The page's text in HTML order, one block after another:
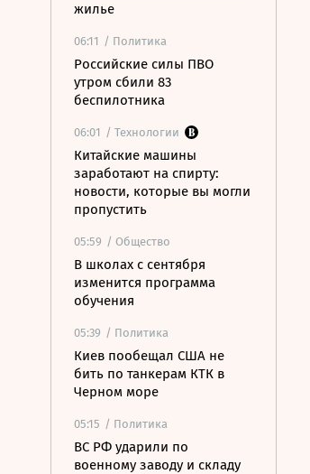
жилье
06:11 / Политика
Российские силы ПВО
утром сбили 83
беспилотника
06:01 / Технологии
Китайские машины
заработают на спирту:
новости, которые вы могли
пропустить
05:59 / Общество
В школах с сентября
изменится программа
обучения
05:39 / Политика
Киев пообещал США не
бить по танкерам КТК в
Черном море
05:15 / Политика
ВС РФ ударили по
военному заводу и складу